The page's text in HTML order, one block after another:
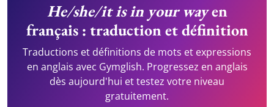
He/she/it is in your wayen
français : traduction et définition
Traductions et définitions de mots et expressions
en anglais avec Gymglish. Progressez en anglais
dès aujourd'hui et testez votre niveau
gratuitement.